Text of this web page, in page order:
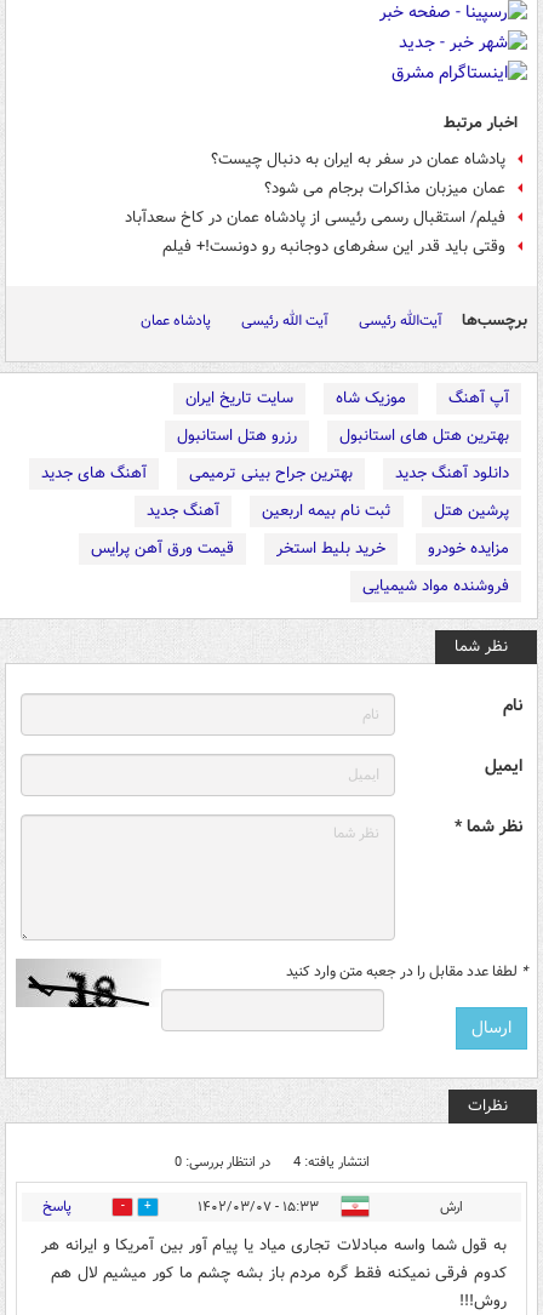
اخبار مرتبط
پادشاه عمان در سفر به ایران به دنبال چیست؟
عمان میزبان مذاکرات برجام می شود؟
فیلم/ استقبال رسمی رئیسی از پادشاه عمان در کاخ سعدآباد
وقتی باید قدر این سفرهای دوجانبه رو دونست!+ فیلم
برچسب‌ها آیت‌الله رئیسی آیت الله رئیسی پادشاه عمان
آپ آهنگ موزیک شاه
سایت تاریخ ایران
بهترین هتل های استانبول
رزرو هتل استانبول
دانلود آهنگ جدید
بهترین جراح بینی ترمیمی
آهنگ های جدید
پرشین هتل
ثبت نام بیمه اربعین
آهنگ جدید
مزایده خودرو
خرید بلیط استخر
قیمت ورق آهن پرایس
فروشنده مواد شیمیایی
نظر شما
نام
ایمیل
نظر شما *
* لطفا عدد مقابل را در جعبه متن وارد کنید
نظرات
انتشار یافته: 4 در انتظار بررسی: 0
ارش ۱۵:۳۳ - ۱۴۰۲/۰۳/۰۷ 0 پاسخ
به قول شما واسه مبادلات تجاری میاد یا پیام آور بین آمریکا و ایرانه هر
کدوم فرقی نمیکنه فقط گره مردم باز بشه چشم ما کور میشیم لال هم
روش!!!